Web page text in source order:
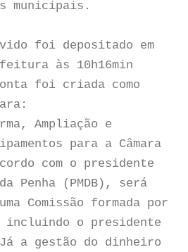
municipais.
foi depositado em
às 10h16min
foi criada como
Ampliação e
para a Câmara
com o presidente
Penha (PMDB), será
Comissão formada por
incluindo o presidente
a gestão do dinheiro